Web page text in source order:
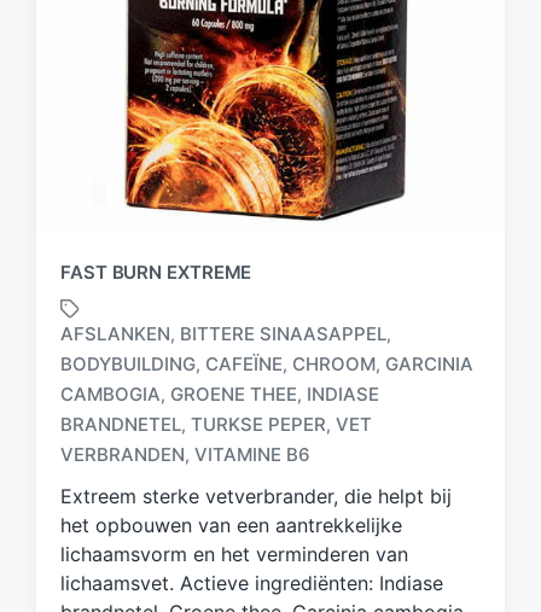
FAST BURN EXTREME
G
e
t
g
d
m
e
AFSLANKEN, BITTERE SINAASAPPEL,
BODYBUILDING, CAFEÏNE, CHROOM, GARCINIA
CAMBOGIA, GROENE THEE, INDIASE
BRANDNETEL, TURKSE PEPER, VET
VERBRANDEN, VITAMINE B6
Extreem sterke vetverbrander, die helpt bij
het opbouwen van een aantrekkelijke
lichaamsvorm en het verminderen van
lichaamsvet. Actieve ingrediënten: Indiase